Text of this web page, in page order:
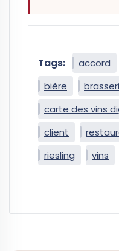
Tags: accord
bière
carte des vins
client
riesling
vins